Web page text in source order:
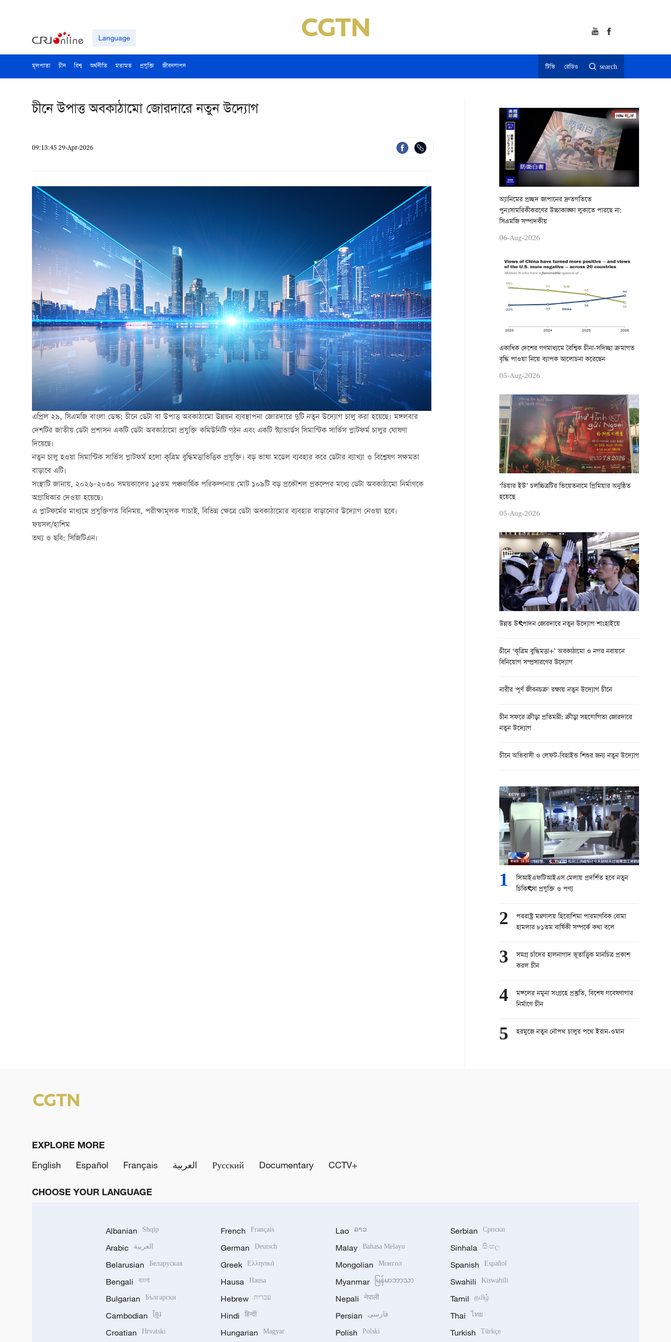
Language
মূলপাতা চীন বিশ্ব অর্থনীতি মতামত প্রযুক্তি জীবনযাপন টিভি রেডিও search
চীনে উপাত্ত অবকাঠামো জোরদারে নতুন উদ্যোগ
09:13:45 29-Apr-2026
এপ্রিল ২৯, সিএমজি বাংলা ডেস্ক: চীনে ডেটা বা উপাত্ত অবকাঠামো উন্নয়ন ব্যবস্থাপনা জোরদারে দুটি নতুন উদ্যোগ চালু করা হয়েছে। মঙ্গলবার
দেশটির জাতীয় ডেটা প্রশাসন একটি ডেটা অবকাঠামো প্রযুক্তি কমিউনিটি গঠন এবং একটি স্ট্যান্ডার্ডস সিমান্টিক সার্ভিস প্লাটফর্ম চালুর ঘোষণা
দিয়েছে।
নতুন চালু হওয়া সিমান্টিক সার্ভিস প্লাটফর্ম হলো কৃত্রিম বুদ্ধিমত্তাভিত্তিক প্রযুক্তি। বড় ভাষা মডেল ব্যবহার করে ডেটার ব্যাখ্যা ও বিশ্লেষণ সক্ষমতা
বাড়াবে এটি।
সংস্থাটি জানায়, ২০২৬–২০৩০ সময়কালের ১৫তম পঞ্চবার্ষিক পরিকল্পনায় মোট ১০৯টি বড় প্রকৌশল প্রকল্পের মধ্যে ডেটা অবকাঠামো নির্মাণকে
অগ্রাধিকার দেওয়া হয়েছে।
এ প্লাটফর্মের মাধ্যমে প্রযুক্তিগত বিনিময়, পরীক্ষামূলক যাচাই, বিভিন্ন ক্ষেত্রে ডেটা অবকাঠামোর ব্যবহার বাড়ানোর উদ্যোগ নেওয়া হবে।
ফয়সল/হাশিম
তথ্য ও ছবি: সিজিটিএন।
অ্যানিমের প্রচ্ছদ জাপানের দ্রুতগতিতে
পুনঃসামরিকীকরণের উচ্চাকাঙ্ক্ষা লুকাতে পারছে না:
সিএমজি সম্পাদকীয়
06-Aug-2026
একাধিক দেশের গণমাধ্যমে বৈশ্বিক চীনা-সদিচ্ছা ক্রমাগত
বৃদ্ধি পাওয়া নিয়ে ব্যাপক আলোচনা করেছেন
05-Aug-2026
‘ডিয়ার ইউ’ চলচ্চিত্রটির ভিয়েতনামে প্রিমিয়ার অনুষ্ঠিত
হয়েছে
05-Aug-2026
উন্নত উৎপাদন জোরদারে নতুন উদ্যোগ শাংহাইয়ে
চীনে ‘কৃত্রিম বুদ্ধিমত্তা+’ অবকাঠামো ও নগর নবায়নে
বিনিয়োগ সম্প্রসারণের উদ্যোগ
নারীর 'পূর্ণ জীবনচক্র' রক্ষায় নতুন উদ্যোগ চীনে
চীন সফরে ক্রীড়া প্রতিমন্ত্রী: ক্রীড়া সহযোগিতা জোরদারে
নতুন উদ্যোগ
চীনে অভিবাসী ও লেফট-বিহাইন্ড শিশুর জন্য নতুন উদ্যোগ
1
সিআইএফটিআইএস মেলায় প্রদর্শিত হবে নতুন
চিকিৎসা প্রযুক্তি ও পণ্য
2
পররাষ্ট্র মন্ত্রণালয় হিরোশিমা পারমাণবিক বোমা
হামলার ৮১তম বার্ষিকী সম্পর্কে কথা বলে
3
সমগ্র চাঁদের হালনাগাদ ভূতাত্ত্বিক মানচিত্র প্রকাশ
করল চীন
4
মঙ্গলের নমুনা সংগ্রহে প্রস্তুতি, বিশেষ গবেষণাগার
নির্মাণে চীন
5 হরমুজে নতুন নৌপথ চালুর পথে ইরান-ওমান
EXPLORE MORE
English
Español Français العربية Русский Documentary CCTV+
CHOOSE YOUR LANGUAGE
Albanian Shqip
Arabic العربية
Belarusian Беларуская
Bengali বাংলা
Bulgarian Български
Cambodian ខ្មែរ
Croatian Hrvatski
French Français
German Deutsch
Greek Ελληνικά
Hausa Hausa
Hebrew עברית
Hindi हिन्दी
Hungarian Magyar
Lao ລາວ
Malay Bahasa Melayu
Mongolian Монгол
Myanmar မြန်မာဘာသာ
Nepali नेपाली
Persian فارسی
Polish Polski
Serbian Српски
Sinhala සිංහල
Spanish Español
Swahili Kiswahili
Tamil தமிழ்
Thai ไทย
Turkish Türkçe